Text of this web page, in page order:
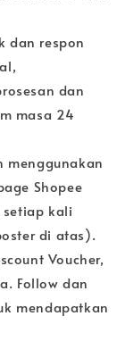
dan respon
dan
masa 24
menggunakan
Shopee
setiap kali
di atas).
Voucher,
Follow dan
mendapatkan